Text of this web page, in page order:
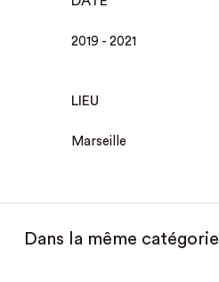
2019 - 2021
LIEU
Marseille
Dans la même catégorie